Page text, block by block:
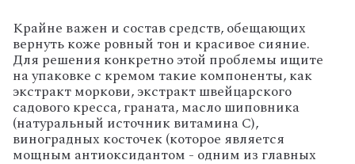
Крайне важен и состав средств, обещающих
вернуть коже ровный тон и красивое сияние.
Для решения конкретно этой проблемы ищите
на упаковке с кремом такие компоненты, как
экстракт моркови, экстракт швейцарского
садового кресса, граната, масло шиповника
(натуральный источник витамина C),
виноградных косточек (которое является
мощным антиоксидантом - одним из главных